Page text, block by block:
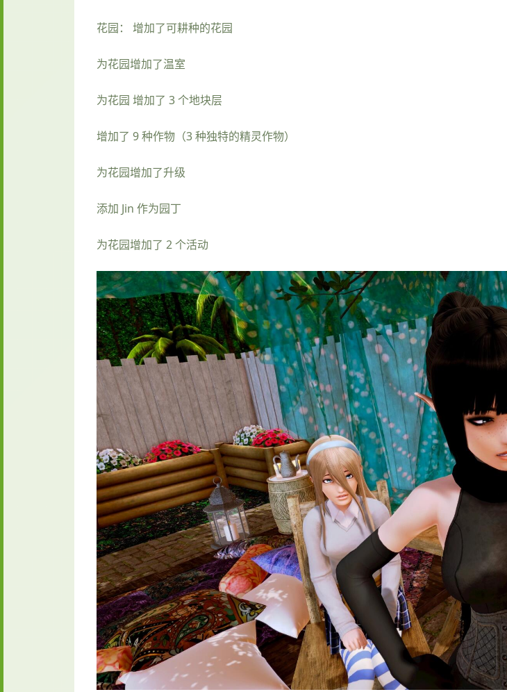
花园： 增加了可耕种的花园
为花园增加了温室
为花园 增加了 3 个地块层
增加了 9 种作物（3 种独特的精灵作物）
为花园增加了升级
添加 Jin 作为园丁
为花园增加了 2 个活动